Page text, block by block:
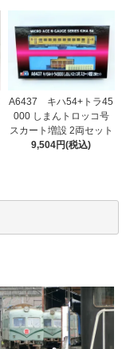
A6437 キハ54+トラ45
000 しまんトロッコ号
スカート増設 2両セット
9,504円(税込)